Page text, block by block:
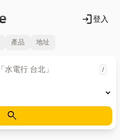
login登入
產品 地址
/
search